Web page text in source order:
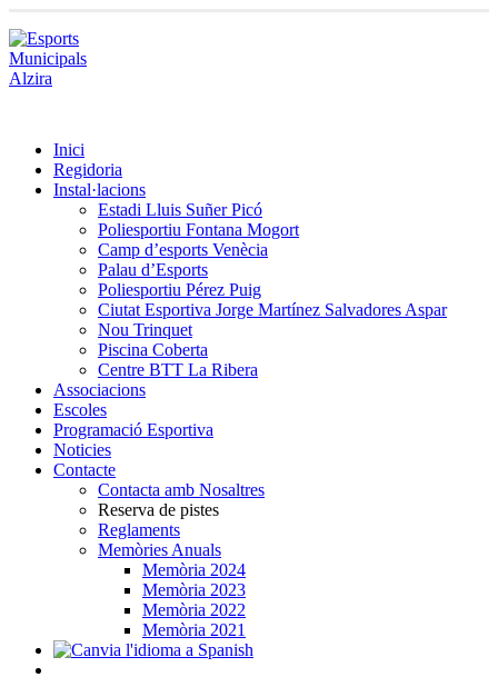
Inici
Regidoria
Instal·lacions
Estadi Lluis Suñer Picó
Poliesportiu Fontana Mogort
Camp d’esports Venècia
Palau d’Esports
Poliesportiu Pérez Puig
Ciutat Esportiva Jorge Martínez Salvadores Aspar
Nou Trinquet
Piscina Coberta
Centre BTT La Ribera
Associacions
Escoles
Programació Esportiva
Noticies
Contacte
Contacta amb Nosaltres
Reserva de pistes
Reglaments
Memòries Anuals
Memòria 2024
Memòria 2023
Memòria 2022
Memòria 2021